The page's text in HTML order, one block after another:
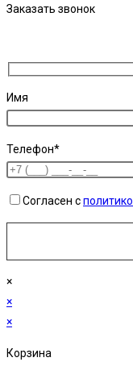
Заказать звонок
Имя
Телефон*
Согласен с
×
×
×
Корзина